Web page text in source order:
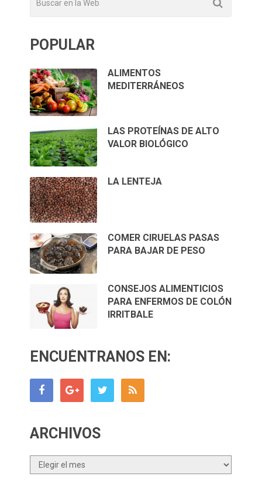
POPULAR
ALIMENTOS
MEDITERRÁNEOS
LAS PROTEÍNAS DE ALTO
VALOR BIOLÓGICO
LA LENTEJA
COMER CIRUELAS PASAS
PARA BAJAR DE PESO
CONSEJOS ALIMENTICIOS
PARA ENFERMOS DE COLÓN
IRRITBALE
ENCUÉNTRANOS EN:
ARCHIVOS
Archivos